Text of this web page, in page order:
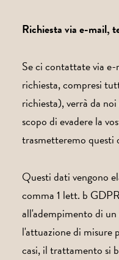
Richiesta via e-mail,
Se ci contattate via
richiesta, compresi
richiesta), verrà da
scopo di evadere la
trasmetteremo questi
Questi dati vengono
comma 1 lett. b
all'adempimento di
l'attuazione di
casi, il trattamento si